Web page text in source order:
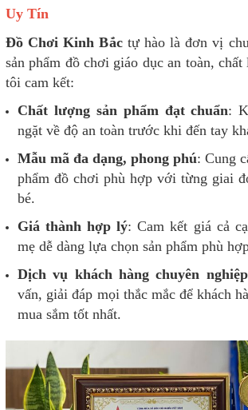
Uy Tín
Đồ Chơi Kinh Bắctự hào là đơn vị
sản phẩm đồ chơi giáo dục an toàn,
tôi cam kết:
Chất lượng sản phẩm đạt chuẩn:
ngặt về độ an toàn trước khi đến tay
Mẫu mã đa dạng, phong phú: Cung
phẩm đồ chơi phù hợp với từng giai
bé.
Giá thành hợp lý: Cam kết giá cả
mẹ dễ dàng lựa chọn sản phẩm phù
Dịch vụ khách hàng chuyên nghiệp
vấn, giải đáp mọi thắc mắc để khách
mua sắm tốt nhất.